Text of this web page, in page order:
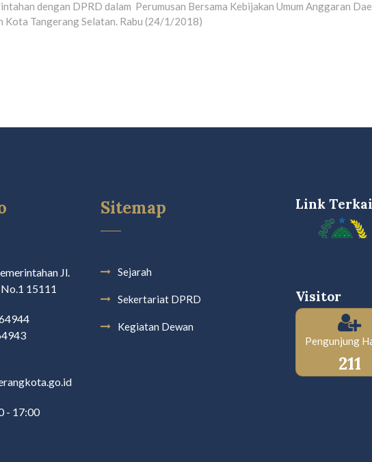
dengan DPRD dalam Perumusan Bersama Kebijakan Umum Anggaran
Kota Tangerang Selatan. Rabu (24/1/2018)
Jl.
15111
- 17:00
Sitemap
Sejarah
Sekertariat DPRD
Kegiatan Dewan
Link
Visitor
Pengunjung
211